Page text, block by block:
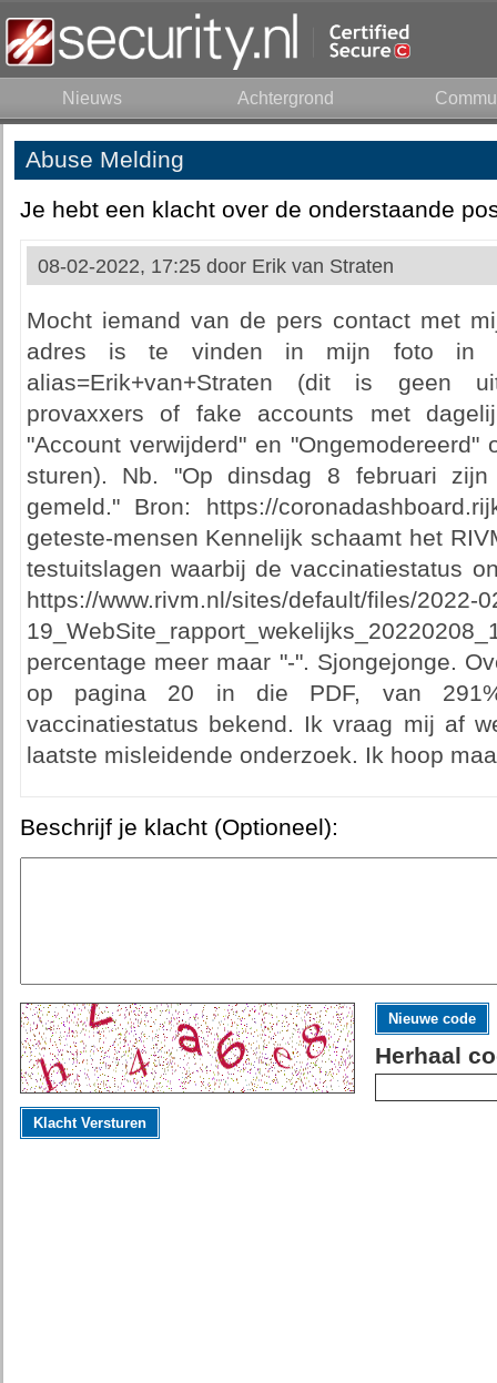
Nieuws Achtergrond
Abuse Melding
Je hebt een klacht over de onderstaande
08-02-2022, 17:25 door Erik van Straten
Mocht iemand van de pers contact met
adres is te vinden in mijn foto in
alias=Erik+van+Straten (dit is geen
provaxxers of fake accounts met
"Account verwijderd" en
sturen). Nb. "Op dinsdag 8 februari
gemeld." Bron: https://
geteste-mensen Kennelijk schaamt het
testuitslagen waarbij de vaccinatiestatus
https://www.rivm.nl/sites/default/files/2022-
percentage meer maar "-". Sjongejonge.
op pagina 20 in die PDF, van
vaccinatiestatus bekend. Ik vraag mij af
laatste misleidende onderzoek. Ik hoop
Beschrijf je klacht (Optioneel):
Nieuwe code
Herhaal
Klacht Versturen